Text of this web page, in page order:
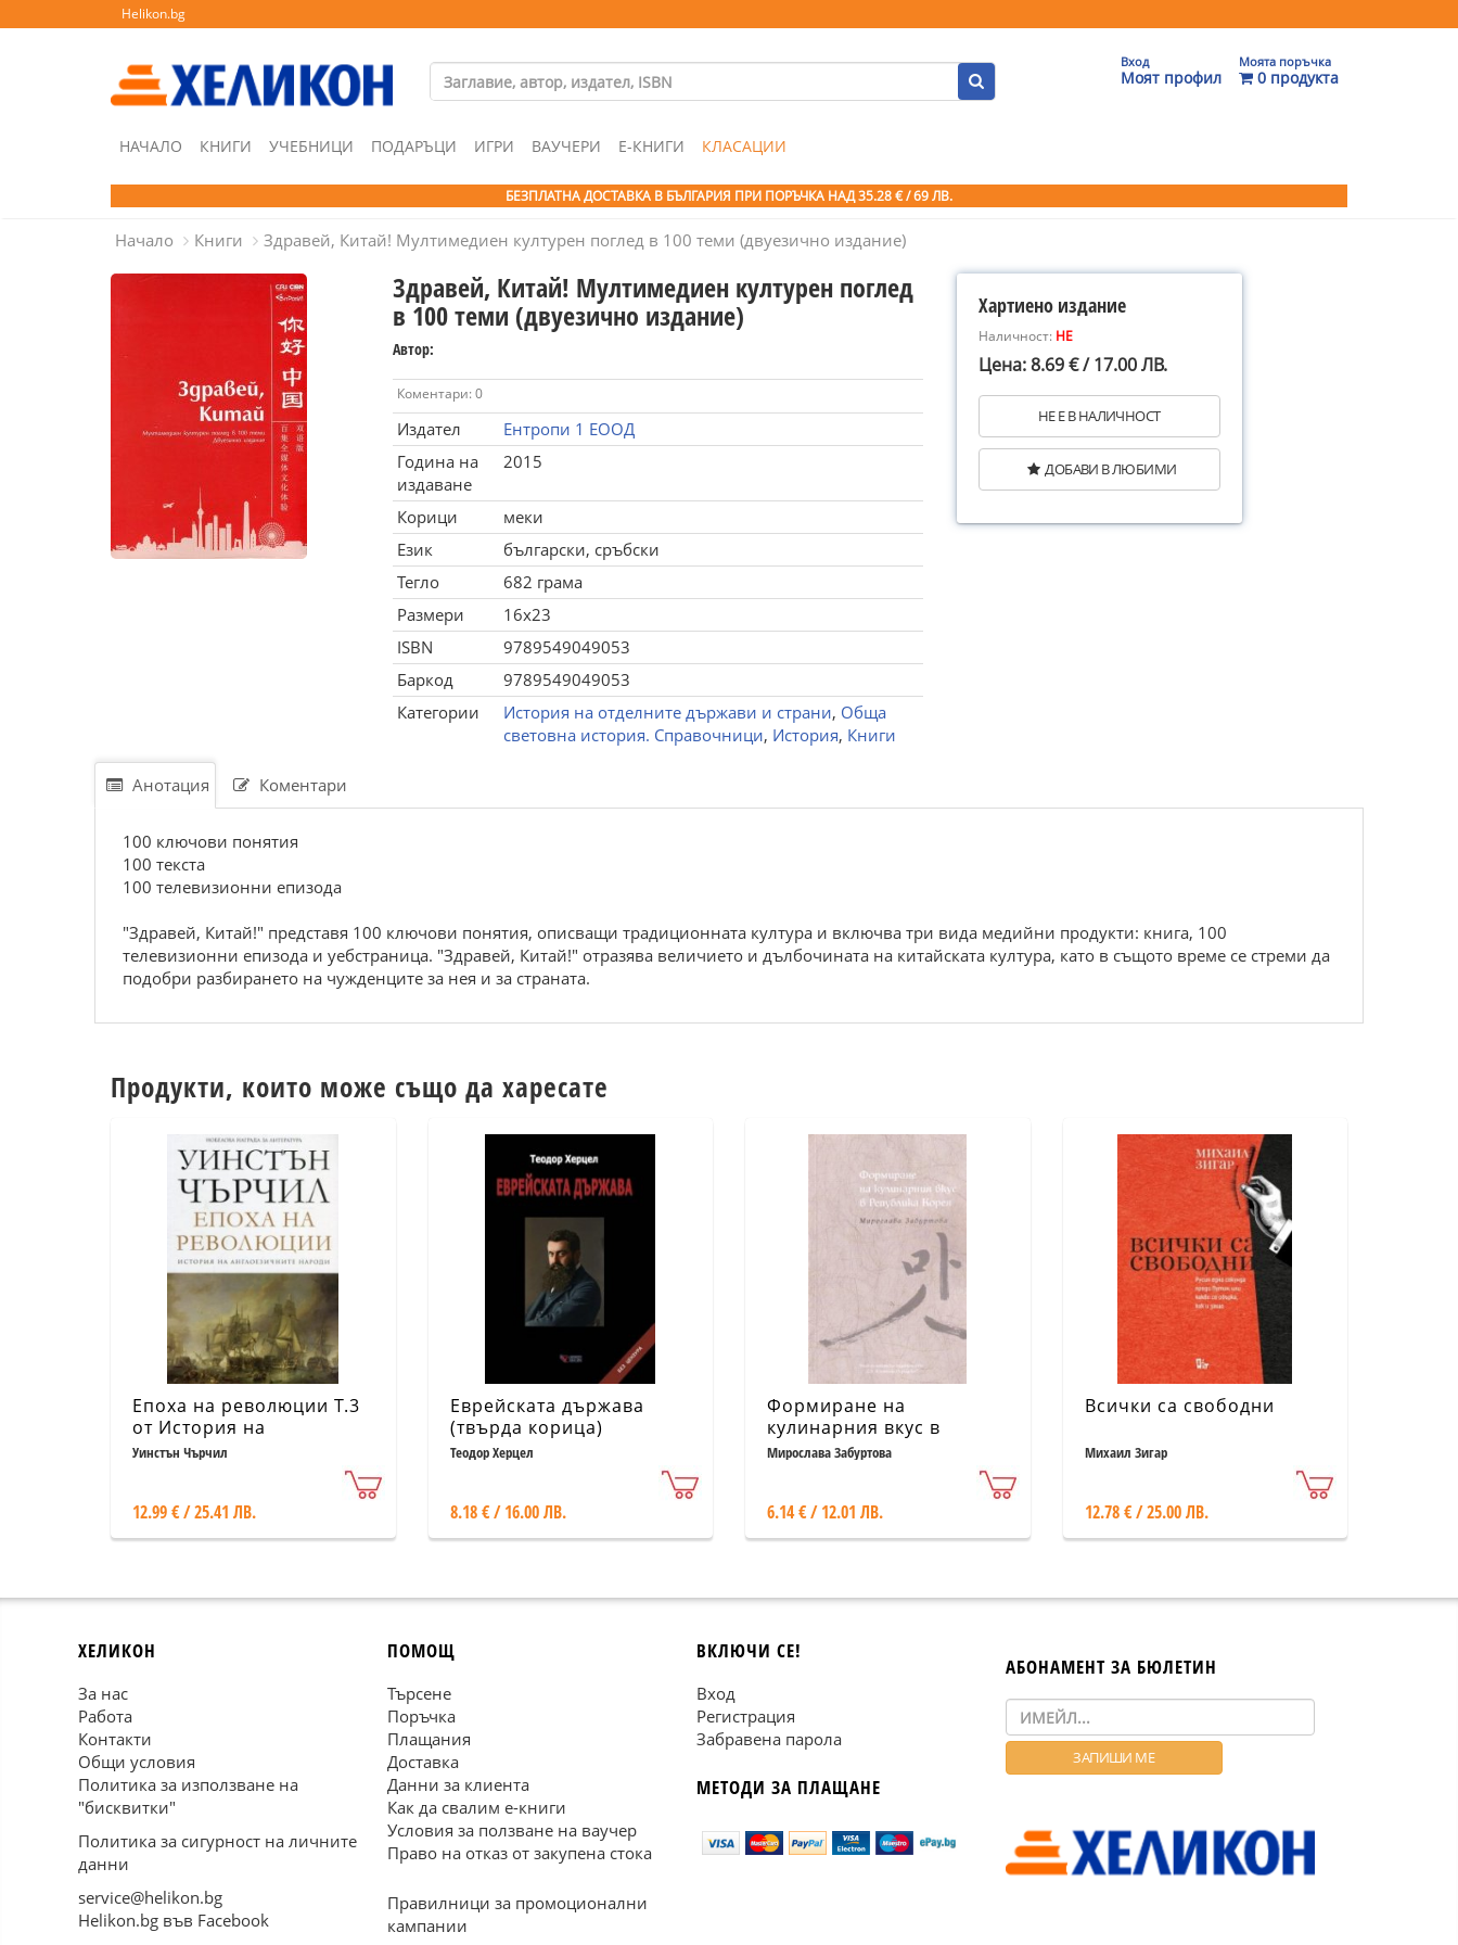
Helikon.bg
Вход
Моят профил
Моята поръчка
0 продукта
НАЧАЛО КНИГИ УЧЕБНИЦИ ПОДАРЪЦИ ИГРИ ВАУЧЕРИ Е-КНИГИ КЛАСАЦИИ
БЕЗПЛАТНА ДОСТАВКА В БЪЛГАРИЯ ПРИ ПОРЪЧКА НАД 35.28 € / 69 ЛВ.
Начало Книги Здравей, Китай! Мултимедиен културен поглед в 100 теми (двуезично издание)
Здравей, Китай! Мултимедиен културен поглед
в 100 теми (двуезично издание)
Автор:
Коментари: 0
Издател
Ентропи 1 ЕООД
Година на
издаване
2015
Корици
меки
Език
български, сръбски
Тегло
682 грама
Размери
16x23
ISBN
9789549049053
Баркод
9789549049053
Категории
История на отделните държави и страни, Обща
световна история. Справочници, История, Книги
Хартиено издание
Наличност: НЕ
Цена: 8.69 € / 17.00 ЛВ.
НЕ Е В НАЛИЧНОСТ
ДОБАВИ В ЛЮБИМИ
Анотация Коментари
100 ключови понятия
100 текста
100 телевизионни епизода
"Здравей, Китай!" представя 100 ключови понятия, описващи традиционната култура и включва три вида медийни продукти: книга, 100
телевизионни епизода и уебстраница. "Здравей, Китай!" отразява величието и дълбочината на китайската култура, като в същото време се стреми да
подобри разбирането на чужденците за нея и за страната.
Продукти, които може също да харесате
Епоха на революции Т.3
от История на
англоезичните народи
Уинстън Чърчил
12.99 € / 25.41 ЛВ.
Еврейската държава
(твърда корица)
Теодор Херцел
8.18 € / 16.00 ЛВ.
Формиране на
кулинарния вкус в
Република Корея
Мирослава Забуртова
6.14 € / 12.01 ЛВ.
Всички са свободни
Михаил Зигар
12.78 € / 25.00 ЛВ.
ХЕЛИКОН
За нас
Работа
Контакти
Общи условия
Политика за използване на
"бисквитки"
Политика за сигурност на личните
данни
service@helikon.bg
Helikon.bg във Facebook
ПОМОЩ
Търсене
Поръчка
Плащания
Доставка
Данни за клиента
Как да свалим е-книги
Условия за ползване на ваучер
Право на отказ от закупена стока
Правилници за промоционални
кампании
ВКЛЮЧИ СЕ!
Вход
Регистрация
Забравена парола
МЕТОДИ ЗА ПЛАЩАНЕ
АБОНАМЕНТ ЗА БЮЛЕТИН